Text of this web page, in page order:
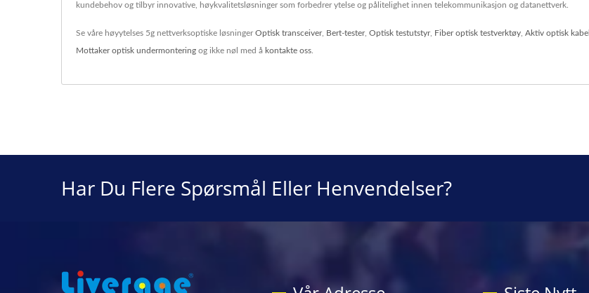
kundebehov og tilbyr innovative, høykvalitetsløsninger som forbedrer ytelse og pålitelighet innen telekommunikasjon og datanettverk.
Se våre høyytelses 5g nettverksoptiske løsningerOptisk transceiver, Bert-tester, Optisk testutstyr, Fiber optisk testverktøy Aktiv optisk kabel
Mottaker optisk undermontering og ikke nøl med å kontakte oss
Har Du Flere Spørsmål Eller Henvendelser?